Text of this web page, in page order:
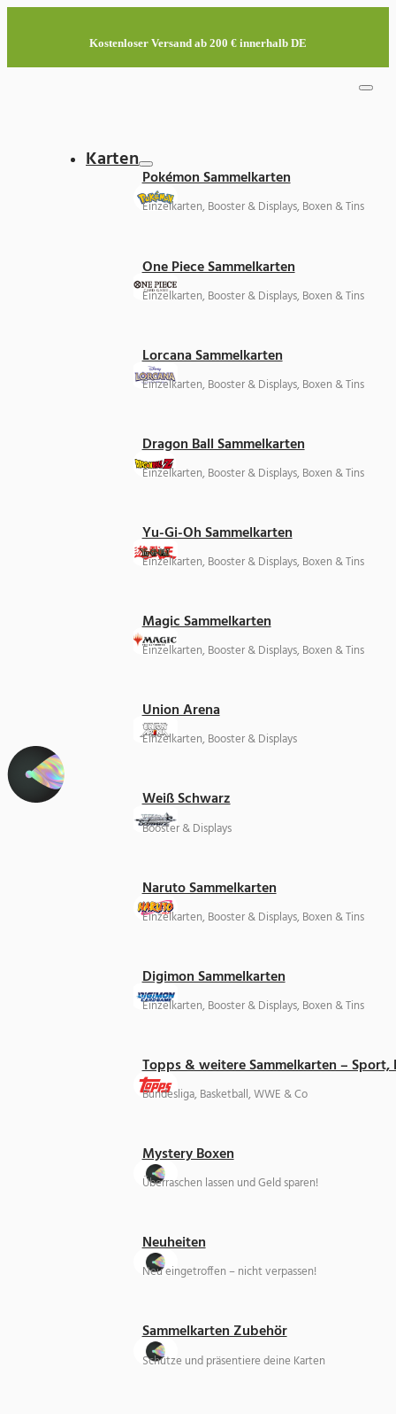
Kostenloser Versand ab 200 € innerhalb DE
Karten
Pokémon Sammelkarten
Einzelkarten, Booster & Displays, Boxen & Tins
One Piece Sammelkarten
Einzelkarten, Booster & Displays, Boxen & Tins
Lorcana Sammelkarten
Einzelkarten, Booster & Displays, Boxen & Tins
Dragon Ball Sammelkarten
Einzelkarten, Booster & Displays, Boxen & Tins
Yu-Gi-Oh Sammelkarten
Einzelkarten, Booster & Displays, Boxen & Tins
Magic Sammelkarten
Einzelkarten, Booster & Displays, Boxen & Tins
Union Arena
Einzelkarten, Booster & Displays
Weiß Schwarz
Booster & Displays
Naruto Sammelkarten
Einzelkarten, Booster & Displays, Boxen & Tins
Digimon Sammelkarten
Einzelkarten, Booster & Displays, Boxen & Tins
Topps & weitere Sammelkarten –
Bundesliga, Basketball, WWE & Co
Mystery Boxen
Überraschen lassen und Geld sparen!
Neuheiten
Neu eingetroffen – nicht verpassen!
Sammelkarten Zubehör
Schütze und präsentiere deine Karten